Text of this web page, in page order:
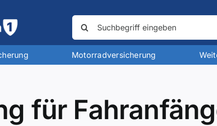
nach:
Motorradversicherung
für